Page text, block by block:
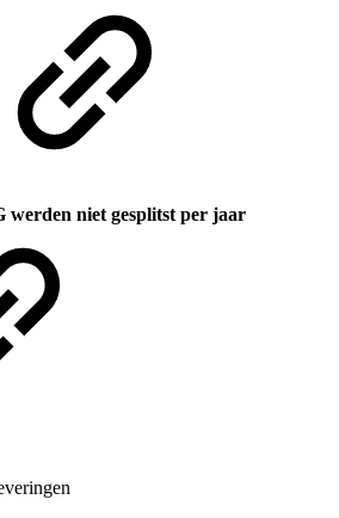
niet gesplitst per jaar